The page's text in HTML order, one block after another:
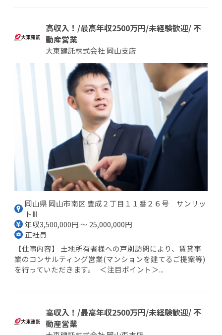
高収入！/最高年収2500万円/未経験歓迎/ 不
動産営業
大東建託株式会社 岡山支店
岡山県 岡山市南区 豊成２丁目１１番２６号 サンリッ
トⅢ
年収3,500,000円 ～ 25,000,000円
正社員
【仕事内容】 土地所有者様への戸別訪問により、賃貸事
業のコンサルティング営業(マンションを建てるご提案等)
を行っていただきます。 ＜注目ポイント＞...
高収入！/最高年収2500万円/未経験歓迎/ 不
動産営業